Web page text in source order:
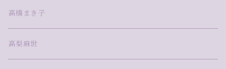
高橋まき子
高梨麻世